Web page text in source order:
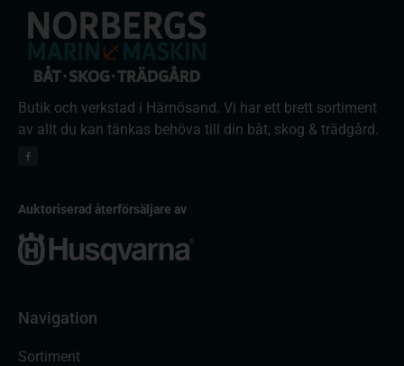
Butik och verkstad i Härnösand. Vi har ett brett sortiment
av allt du kan tänkas behöva till din båt, skog & trädgård.
Auktoriserad återförsäljare av
Navigation
Sortiment